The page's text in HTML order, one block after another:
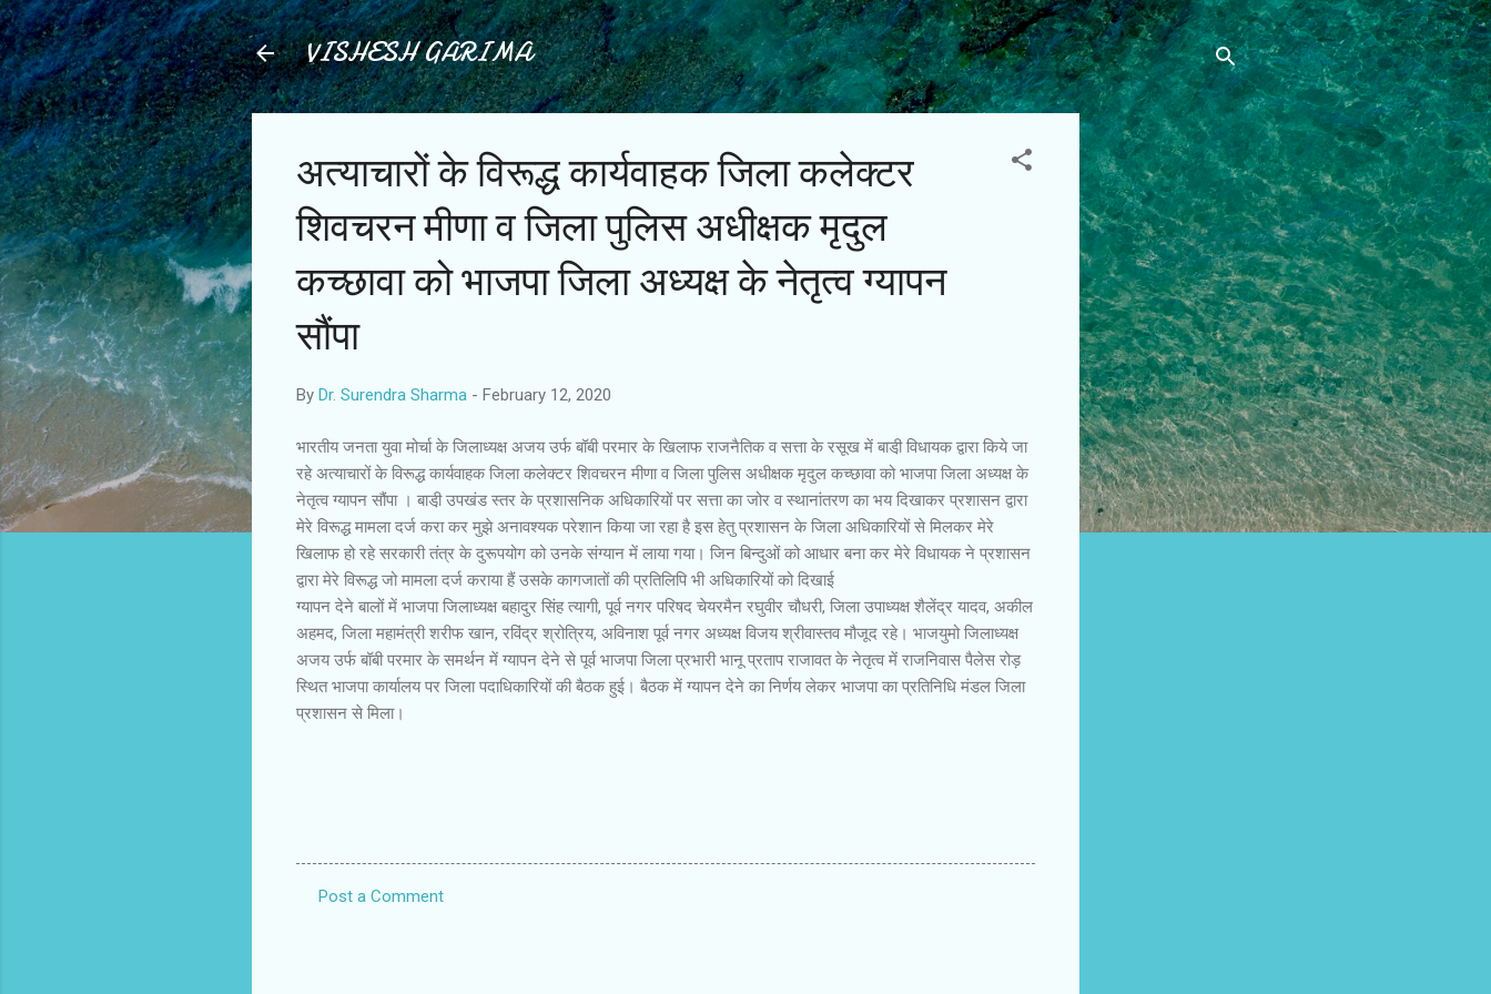
Skip to main content
VISHESH GARIMA
अत्याचारों के विरूद्ध कार्यवाहक जिला कलेक्टर
शिवचरन मीणा व जिला पुलिस अधीक्षक मृदुल
कच्छावा को भाजपा जिला अध्यक्ष के नेतृत्व ग्यापन
सौंपा
By Dr. Surendra Sharma - February 12, 2020
भारतीय जनता युवा मोर्चा के जिलाध्यक्ष अजय उर्फ बॉबी परमार के खिलाफ राजनैतिक व सत्ता के रसूख में बाडी़ विधायक द्वारा किये जा
रहे अत्याचारों के विरूद्ध कार्यवाहक जिला कलेक्टर शिवचरन मीणा व जिला पुलिस अधीक्षक मृदुल कच्छावा को भाजपा जिला अध्यक्ष के
नेतृत्व ग्यापन सौंपा । बाडी़ उपखंड स्तर के प्रशासनिक अधिकारियों पर सत्ता का जोर व स्थानांतरण का भय दिखाकर प्रशासन द्वारा
मेरे विरूद्ध मामला दर्ज करा कर मुझे अनावश्यक परेशान किया जा रहा है इस हेतु प्रशासन के जिला अधिकारियों से मिलकर मेरे
खिलाफ हो रहे सरकारी तंत्र के दुरूपयोग को उनके संग्यान में लाया गया। जिन बिन्दुओं को आधार बना कर मेरे विधायक ने प्रशासन
द्वारा मेरे विरूद्ध जो मामला दर्ज कराया हैं उसके कागजातों की प्रतिलिपि भी अधिकारियों को दिखाई
ग्यापन देने बालों में भाजपा जिलाध्यक्ष बहादुर सिंह त्यागी, पूर्व नगर परिषद चेयरमैन रघुवीर चौधरी, जिला उपाध्यक्ष शैलेंद्र यादव, अकील
अहमद, जिला महामंत्री शरीफ खान, रविंद्र श्रोत्रिय, अविनाश पूर्व नगर अध्यक्ष विजय श्रीवास्तव मौजूद रहे। भाजयुमो जिलाध्यक्ष
अजय उर्फ बॉबी परमार के समर्थन में ग्यापन देने से पूर्व भाजपा जिला प्रभारी भानू प्रताप राजावत के नेतृत्व में राजनिवास पैलेस रोड़
स्थित भाजपा कार्यालय पर जिला पदाधिकारियों की बैठक हुई। बैठक में ग्यापन देने का निर्णय लेकर भाजपा का प्रतिनिधि मंडल जिला
प्रशासन से मिला।
Post a Comment